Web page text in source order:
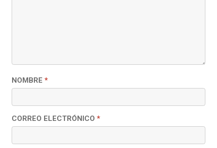
NOMBRE *
CORREO ELECTRÓNICO *